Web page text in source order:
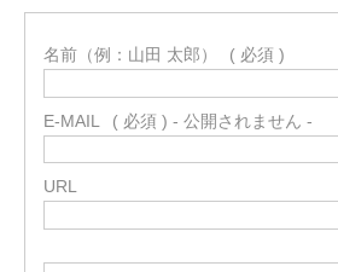
名前（例：山田 太郎） ( 必須 )
E-MAIL ( 必須 ) - 公開されません -
URL